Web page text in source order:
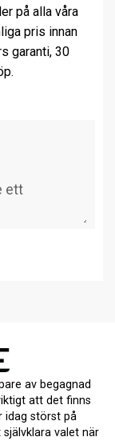
på alla våra
pris innan
garanti, 30
av begagnad
att det finns
idag störst på
självklara valet när